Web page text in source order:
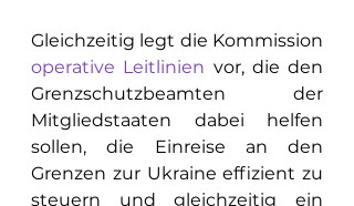
operative Leitlinien vor, die den
Grenzschutzbeamten der
Mitgliedstaaten dabei helfen
sollen, die Einreise an den
Grenzen zur Ukraine effizient zu
steuern und gleichzeitig ein